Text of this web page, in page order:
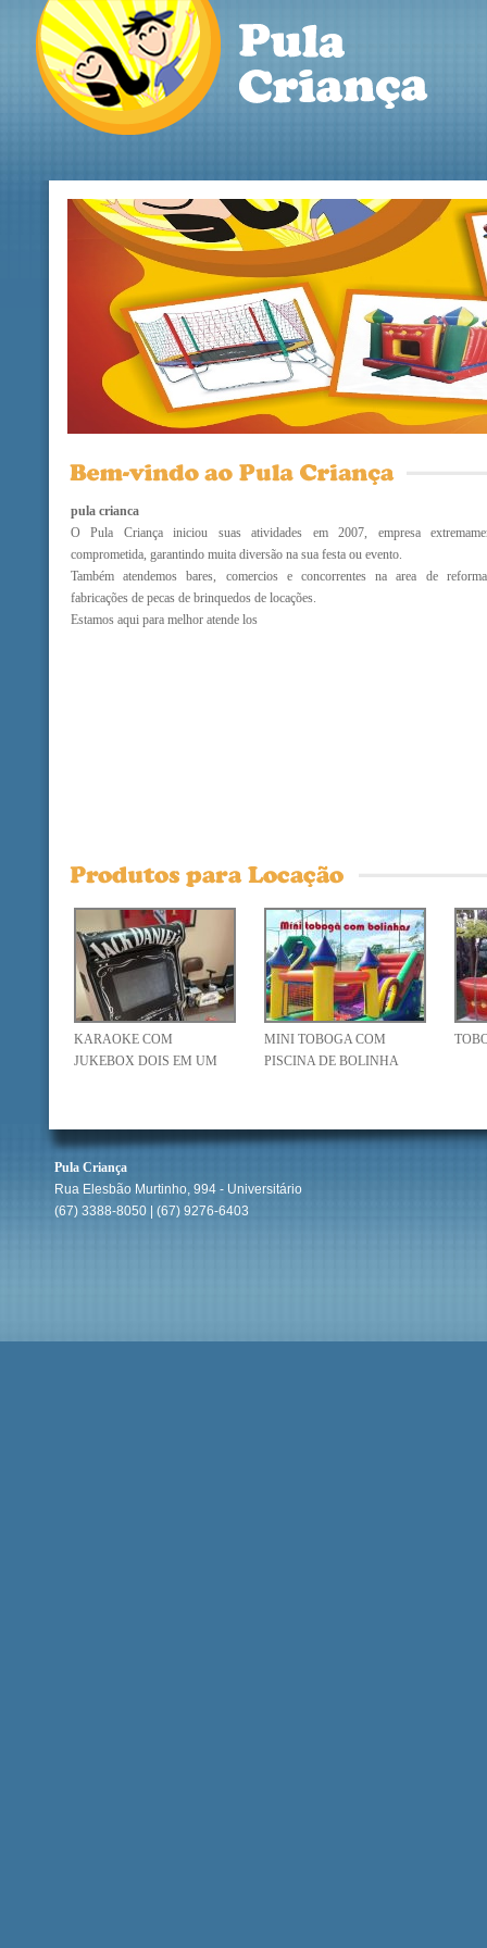
pula crianca
O Pula Criança iniciou suas atividades em 2007, empresa
comprometida, garantindo muita diversão na sua festa ou evento.
Também atendemos bares, comercios e concorrentes na area de
fabricações de pecas de brinquedos de locações.
Estamos aqui para melhor atende los
KARAOKE COM
JUKEBOX DOIS EM UM
MINI TOBOGA COM
PISCINA DE BOLINHA
Pula Criança
Rua Elesbão Murtinho, 994 - Universitário
(67) 3388-8050 | (67) 9276-6403